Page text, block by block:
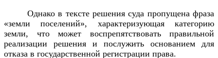
Однако в тексте решения суда пропущена фраза
«земли поселений», характеризующая категорию
земли, что может воспрепятствовать правильной
реализации решения и послужить основанием для
отказа в государственной регистрации права.